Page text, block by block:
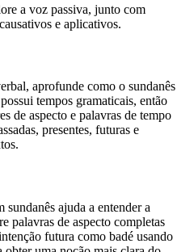
a voz passiva, junto com
e aplicativos.
aprofunde como o sundanês
tempos gramaticais, então
de aspecto e palavras de tempo
presentes, futuras e
ajuda a entender a
palavras de aspecto completas
futura como badé usando